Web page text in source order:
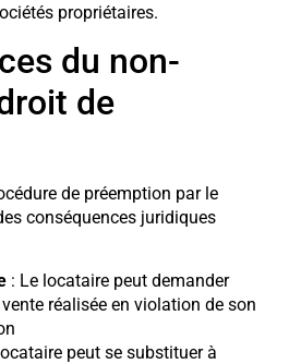
propriétaires.
du non-
de
de préemption par le
conséquences juridiques
: Le locataire peut demander
réalisée en violation de son
peut se substituer à